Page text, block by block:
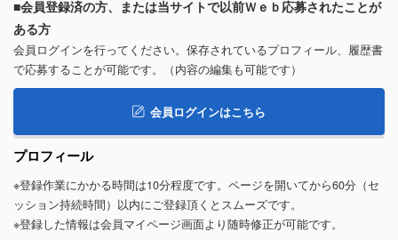
■会員登録済の方、または当サイトで以前Ｗｅｂ応募されたことが
ある方
会員ログインを行ってください。保存されているプロフィール、履歴書
で応募することが可能です。（内容の編集も可能です）
会員ログインはこちら
プロフィール
※登録作業にかかる時間は10分程度です。ページを開いてから60分（セ
ッション持続時間）以内にご登録頂くとスムーズです。
※登録した情報は会員マイページ画面より随時修正が可能です。